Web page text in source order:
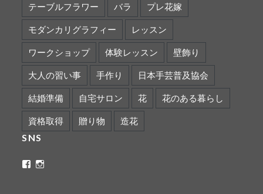
テーブルフラワー バラ プレ花嫁
モダンカリグラフィー レッスン
ワークショップ 体験レッスン 壁飾り
大人の習い事 手作り 日本手芸普及協会
結婚準備 自宅サロン 花 花のある暮らし
資格取得 贈り物 造花
SNS
ritaflower.calligraphy